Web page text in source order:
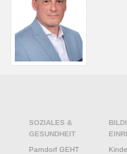
SOZIALES &
GESUNDHEIT
Parndorf GEHT